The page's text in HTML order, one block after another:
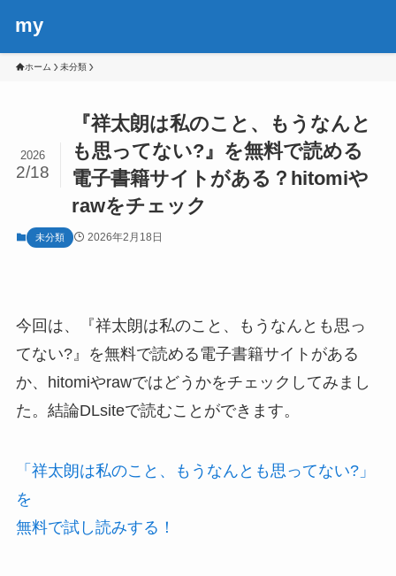
my
ホーム 未分類
『祥太朗は私のこと、もうなんと
も思ってない?』を無料で読める
電子書籍サイトがある？hitomiや
rawをチェック
2026
2/18
未分類 2026年2月18日
今回は、『祥太朗は私のこと、もうなんとも思っ
てない?』を無料で読める電子書籍サイトがある
か、hitomiやrawではどうかをチェックしてみまし
た。結論DLsiteで読むことができます。
「祥太朗は私のこと、もうなんとも思ってない?」
を
無料で試し読みする！